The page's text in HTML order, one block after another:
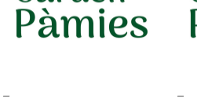
– –